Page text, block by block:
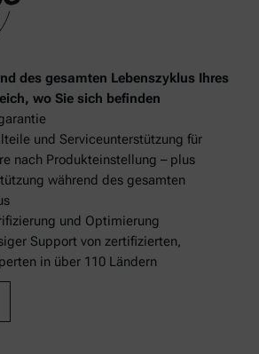
des gesamten Lebenszyklus Ihres
wo Sie sich befinden
und Serviceunterstützung für
nach Produkteinstellung – plus
während des gesamten
und Optimierung
Support von zertifizierten,
in über 110 Ländern